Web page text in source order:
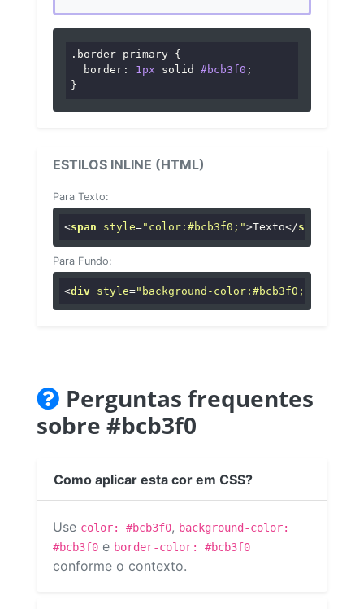
.border-primary {
border : 1px solid #bcb3f0 ;
}
ESTILOS INLINE (HTML)
Para Texto:
<span style="color:#bcb3f0;">Texto</span
Para Fundo:
<div style="background-color:#bcb3f0;"
Perguntas frequentes
sobre #bcb3f0
Como aplicar esta cor em CSS?
Use color: #bcb3f0, background-color:
#bcb3f0 e border-color: #bcb3f0
conforme o contexto.